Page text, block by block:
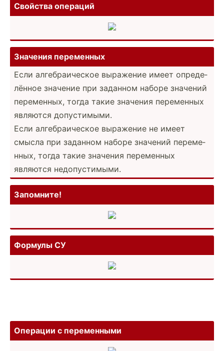
Свойства операций
Значения переменных
Если алгебр­аич­еское выражение имеет опреде­
лённое значение при заданном наборе значений
переме­нных, тогда такие значения переменных
являются допуст­имыми.
Если алгебр­аич­еское выражение не имеет
смысла при заданном наборе значений переме­
нных, тогда такие значения переменных
являются недопу­сти­мыми.
Запомните!
Формулы СУ
Операции с переме­нными